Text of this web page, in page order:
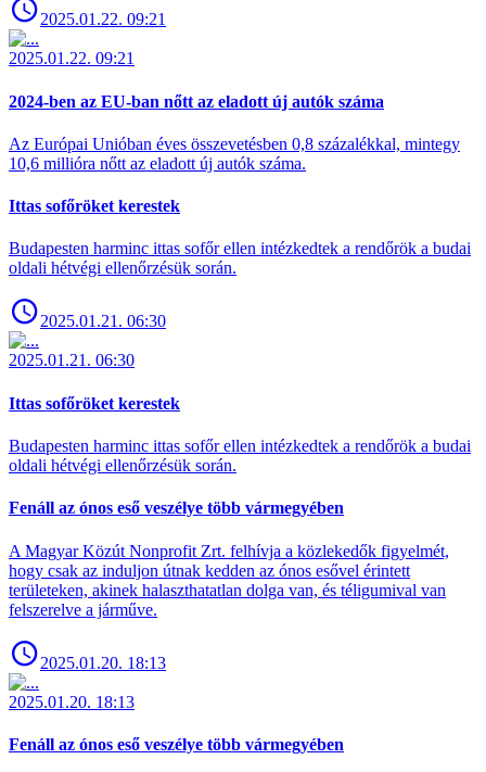
2025.01.22. 09:21
2025.01.22. 09:21
2024-ben az EU-ban nőtt az eladott új autók száma
Az Európai Unióban éves összevetésben 0,8 százalékkal, mintegy
10,6 millióra nőtt az eladott új autók száma.
Ittas sofőröket kerestek
Budapesten harminc ittas sofőr ellen intézkedtek a rendőrök a budai
oldali hétvégi ellenőrzésük során.
2025.01.21. 06:30
2025.01.21. 06:30
Ittas sofőröket kerestek
Budapesten harminc ittas sofőr ellen intézkedtek a rendőrök a budai
oldali hétvégi ellenőrzésük során.
Fenáll az ónos eső veszélye több vármegyében
A Magyar Közút Nonprofit Zrt. felhívja a közlekedők figyelmét,
hogy csak az induljon útnak kedden az ónos esővel érintett
területeken, akinek halaszthatatlan dolga van, és téligumival van
felszerelve a járműve.
2025.01.20. 18:13
2025.01.20. 18:13
Fenáll az ónos eső veszélye több vármegyében